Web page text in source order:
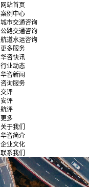
网站首页
案例中心
城市交通咨询
公路交通咨询
航道水运咨询
更多服务
华咨快讯
行业动态
华咨新闻
咨询服务
交评
安评
航评
更多
关于我们
华咨简介
企业文化
联系我们